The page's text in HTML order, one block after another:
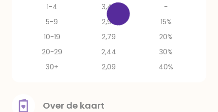
1-4
3,49
-
5-9
2,97
15%
10-19
2,79
20%
20-29
2,44
30%
30+
2,09 40%
Over de kaart